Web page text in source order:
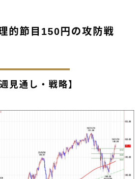
的節目150円の攻防戦
週見通し・戦略】